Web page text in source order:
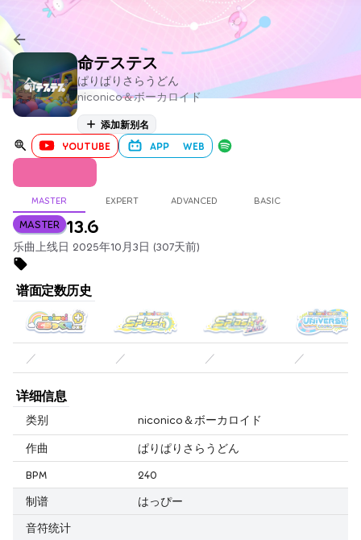
命テステス
ぱりぱりさらうどん
niconico＆ボーカロイド
添加新别名
YOUTUBE APP WEB
MASTER EXPERT ADVANCED BASIC
MASTER 13.6
乐曲上线日 2025年10月3日 (307天前)
谱面定数历史
／ ／ ／ ／
详细信息
类别 niconico＆ボーカロイド
作曲
ぱりぱりさらうどん
BPM
240
制谱
はっぴー
音符统计